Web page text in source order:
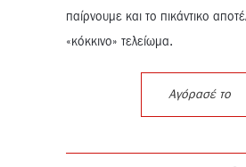
παίρνουμε και το πικάντικο
«κόκκινο» τελείωμα.
Αγόρασέ το